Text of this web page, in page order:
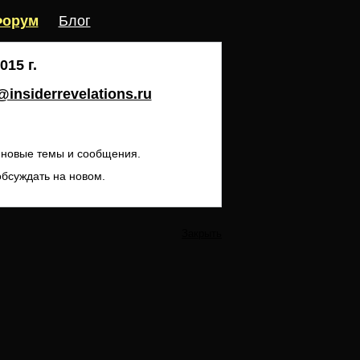
Блог
г.
темы и сообщения.
на новом.